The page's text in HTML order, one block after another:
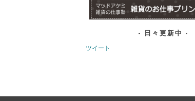
日々更新中
ツイート